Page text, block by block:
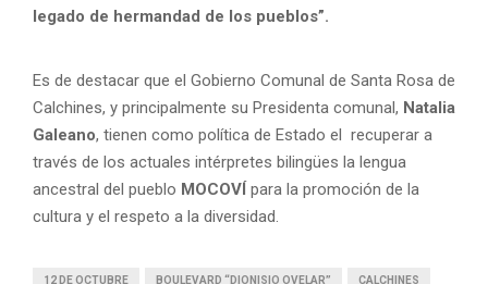
legado de hermandad de los pueblos”.
Es de destacar que el Gobierno Comunal de Santa Rosa de
Calchines, y principalmente su Presidenta comunal, Natalia
Galeano, tienen como política de Estado el recuperar a
través de los actuales intérpretes bilingües la lengua
ancestral del pueblo MOCOVÍ para la promoción de la
cultura y el respeto a la diversidad.
12 DE OCTUBRE BOULEVARD “DIONISIO OVELAR” CALCHINES